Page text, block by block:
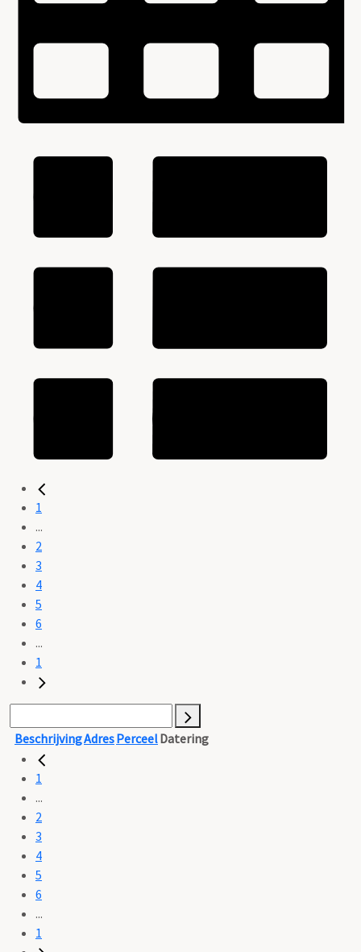
1
...
2
3
4
5
6
...
1
BeschrijvingAdresPerceelDatering
1
...
2
3
4
5
6
...
1